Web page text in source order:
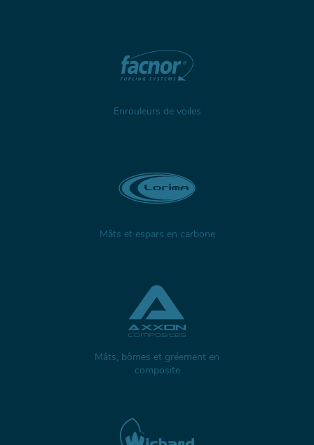
Enrouleurs de voiles
Mâts et espars en carbone
Mâts, bômes et gréement en
composite